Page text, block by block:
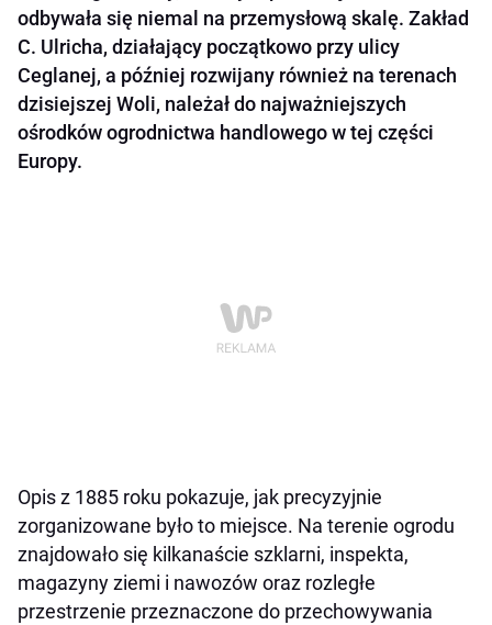
odbywała się niemal na przemysłową skalę. Zakład
C. Ulricha, działający początkowo przy ulicy
Ceglanej, a później rozwijany również na terenach
dzisiejszej Woli, należał do najważniejszych
ośrodków ogrodnictwa handlowego w tej części
Europy.
Opis z 1885 roku pokazuje, jak precyzyjnie
zorganizowane było to miejsce. Na terenie ogrodu
znajdowało się kilkanaście szklarni, inspekta,
magazyny ziemi i nawozów oraz rozległe
przestrzenie przeznaczone do przechowywania